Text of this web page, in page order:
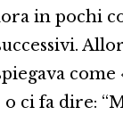
in pochi
ci fa dire: